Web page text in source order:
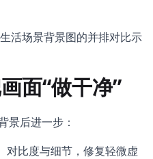
活场景背景图的并排对比示
面“做干净”
景后进一步：
对比度与细节，修复轻微虚